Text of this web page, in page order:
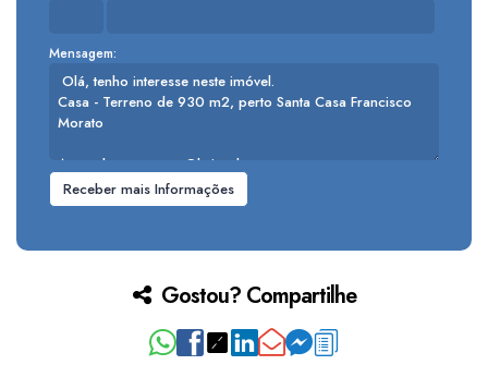
Mensagem:
Gostou? Compartilhe